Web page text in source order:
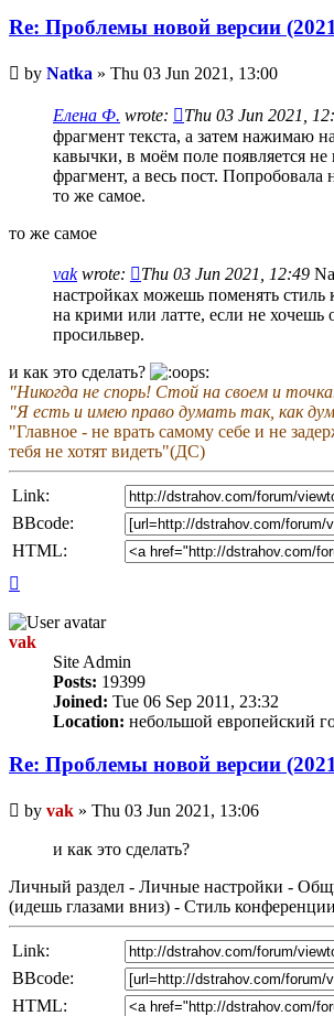
Re: Проблемы новой версии
Unread
post
by Natka » Thu 03 Jun 2021, 13:00
Елена Ф. wrote: Thu 03 Jun 2021,
фрагмент текста, а затем нажимаю
кавычки, в моём поле появляется
фрагмент, а весь пост. Попробовала
то же самое.
то же самое
vakwrote: Thu 03 Jun 2021, 12:49
настройках можешь поменять стиль
на крими или латте, если не хочешь
просильвер.
и как это сделать?
"Никогда не спорь! Стой на своем и
"Я есть и имею право думать так, как
"Главное - не врать самому себе и не
тебя не хотят видеть"(ДС)
Link:
BBcode:
HTML:
vak
Site Admin
Posts: 19399
Joined: Tue 06 Sep 2011, 23:32
Location: небольшой европейский
Re: Проблемы новой версии
Unread
post
by vak » Thu 03 Jun 2021, 13:06
и как это сделать?
Личный раздел - Личные настройки -
(идешь глазами вниз) - Стиль
Link:
BBcode:
HTML: